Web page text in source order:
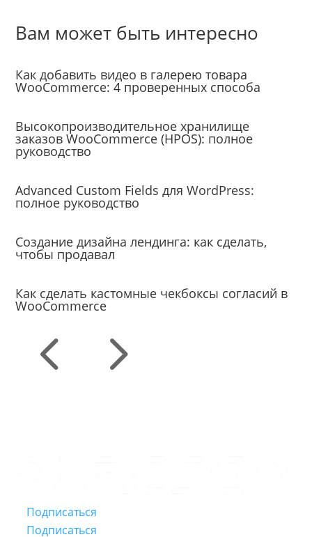
Вам может быть интересно
Как добавить видео в галерею товара
WooCommerce: 4 проверенных способа
Высокопроизводительное хранилище
заказов WooCommerce (HPOS): полное
руководство
Advanced Custom Fields для WordPress:
полное руководство
Создание дизайна лендинга: как сделать,
чтобы продавал
Как сделать кастомные чекбоксы согласий в
WooCommerce
4 5
Подписаться
Подписаться